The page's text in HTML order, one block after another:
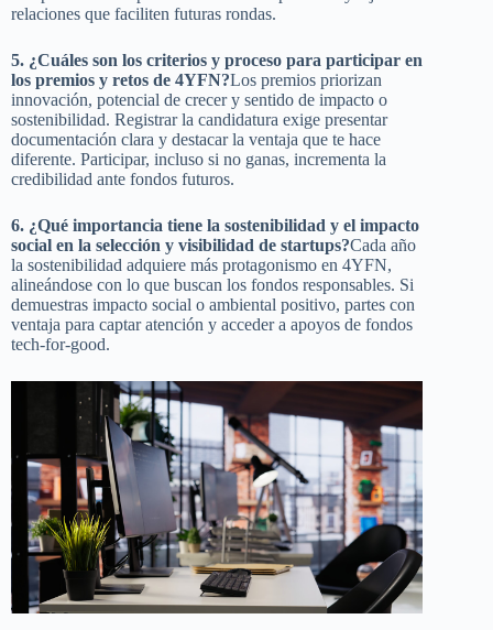
relaciones que faciliten futuras rondas.
5. ¿Cuáles son los criterios y proceso para participar en
los premios y retos de 4YFN?Los premios priorizan
innovación, potencial de crecer y sentido de impacto o
sostenibilidad. Registrar la candidatura exige presentar
documentación clara y destacar la ventaja que te hace
diferente. Participar, incluso si no ganas, incrementa la
credibilidad ante fondos futuros.
6. ¿Qué importancia tiene la sostenibilidad y el impacto
social en la selección y visibilidad de startups?Cada año
la sostenibilidad adquiere más protagonismo en 4YFN,
alineándose con lo que buscan los fondos responsables. Si
demuestras impacto social o ambiental positivo, partes con
ventaja para captar atención y acceder a apoyos de fondos
tech-for-good.